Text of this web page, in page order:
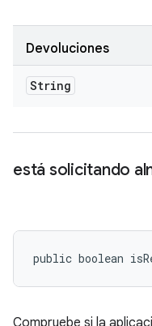
Devoluciones
String
está solicitando
public boolean
Compruebe si la